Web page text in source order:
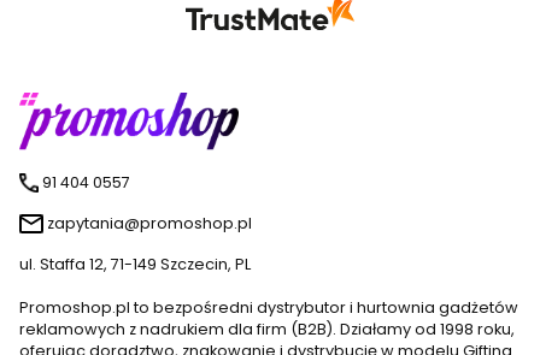
91 404 0557
zapytania@promoshop.pl
ul. Staffa 12, 71-149 Szczecin, PL
Promoshop.pl to bezpośredni dystrybutor i hurtownia gadżetów
reklamowych z nadrukiem dla firm (B2B). Działamy od 1998 roku,
oferując doradztwo, znakowanie i dystrybucję w modelu Gifting